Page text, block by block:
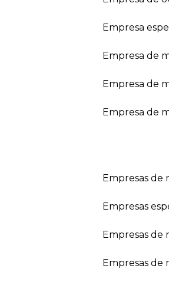
empresa
empresa de
empresa de
empresa de
empresas
empresas
empresas de
empresas